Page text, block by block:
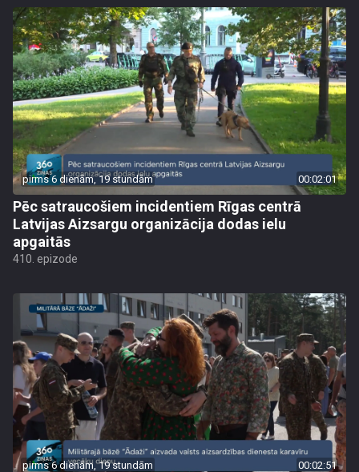
pirms 6 dienām, 19 stundām 00:02:01
Pēc satraucošiem incidentiem Rīgas centrā
Latvijas Aizsargu organizācija dodas ielu
apgaitās
410. epizode
pirms 6 dienām, 19 stundām 00:02:51